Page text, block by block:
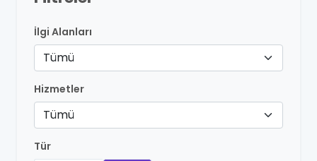
İlgi Alanları
Tümü
Hizmetler
Tümü
Tür